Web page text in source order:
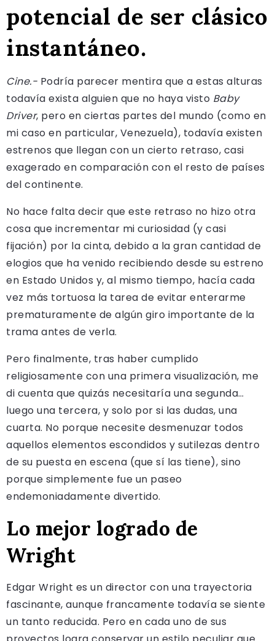
potencial de ser clásico
instantáneo.
Cine.- Podría parecer mentira que a estas alturas
todavía exista alguien que no haya visto Baby
Driver, pero en ciertas partes del mundo (como en
mi caso en particular, Venezuela), todavía existen
estrenos que llegan con un cierto retraso, casi
exagerado en comparación con el resto de países
del continente.
No hace falta decir que este retraso no hizo otra
cosa que incrementar mi curiosidad (y casi
fijación) por la cinta, debido a la gran cantidad de
elogios que ha venido recibiendo desde su estreno
en Estado Unidos y, al mismo tiempo, hacía cada
vez más tortuosa la tarea de evitar enterarme
prematuramente de algún giro importante de la
trama antes de verla.
Pero finalmente, tras haber cumplido
religiosamente con una primera visualización, me
di cuenta que quizás necesitaría una segunda…
luego una tercera, y solo por si las dudas, una
cuarta. No porque necesite desmenuzar todos
aquellos elementos escondidos y sutilezas dentro
de su puesta en escena (que sí las tiene), sino
porque simplemente fue un paseo
endemoniadamente divertido.
Lo mejor logrado de
Wright
Edgar Wright es un director con una trayectoria
fascinante, aunque francamente todavía se siente
un tanto reducida. Pero en cada uno de sus